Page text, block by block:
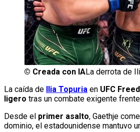
© Creada con IALa derrota de
La caída de
Ilia Topuria en UFC
ligero tras un combate exigente
Desde el primer asalto, Gaethje
dominio, el estadounidense mantuvo